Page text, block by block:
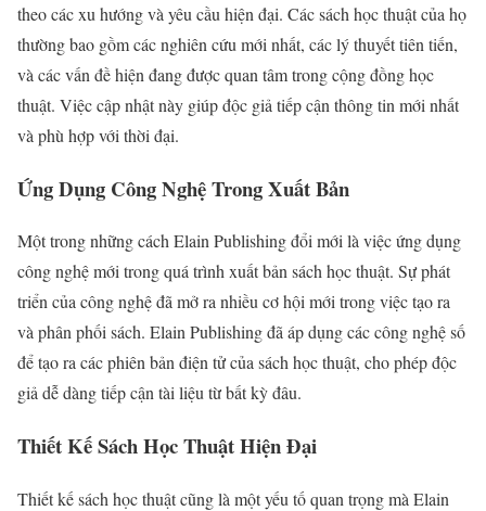
theo các xu hướng và yêu cầu hiện đại. Các sách học thuật của họ
thường bao gồm các nghiên cứu mới nhất, các lý thuyết tiên tiến,
và các vấn đề hiện đang được quan tâm trong cộng đồng học
thuật. Việc cập nhật này giúp độc giả tiếp cận thông tin mới nhất
và phù hợp với thời đại.
Ứng Dụng Công Nghệ Trong Xuất Bản
Một trong những cách Elain Publishing đổi mới là việc ứng dụng
công nghệ mới trong quá trình xuất bản sách học thuật. Sự phát
triển của công nghệ đã mở ra nhiều cơ hội mới trong việc tạo ra
và phân phối sách. Elain Publishing đã áp dụng các công nghệ số
để tạo ra các phiên bản điện tử của sách học thuật, cho phép độc
giả dễ dàng tiếp cận tài liệu từ bất kỳ đâu.
Thiết Kế Sách Học Thuật Hiện Đại
Thiết kế sách học thuật cũng là một yếu tố quan trọng mà Elain